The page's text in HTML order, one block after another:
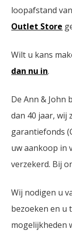
loopafstand
Outlet Store
Wilt u kans
dan nu in.
De Ann & John
dan 40 jaar, wij
garantiefonds
uw aankoop in
verzekerd. Bij
Wij nodigen u
bezoeken en u
mogelijkheden